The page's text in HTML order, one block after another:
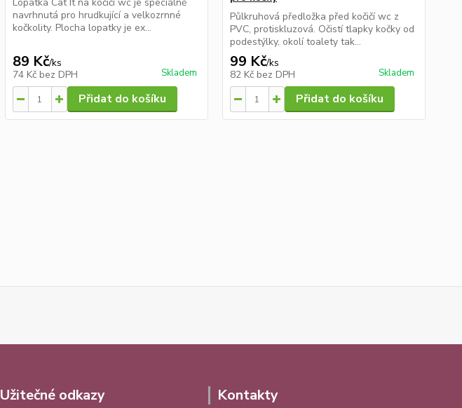
navrhnutá pro hrudkující a velkozrnné
kočkolity. Plocha lopatky je ex...
89 Kč/ks
74 Kč bez DPH Skladem
Přidat do košíku
Půlkruhová předložka před kočičí wc z
PVC, protiskluzová. Očistí tlapky kočky od
podestýlky, okolí toalety tak...
99 Kč/ks
82 Kč bez DPH Skladem
Přidat do košíku
Užitečné odkazy Kontakty